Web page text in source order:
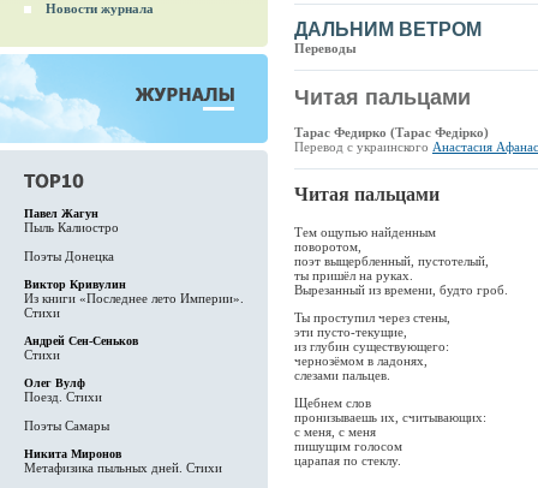
Новости журнала
Павел Жагун
Пыль Калиостро
Поэты Донецка
Виктор Кривулин
Из книги «Последнее лето Империи».
Стихи
Андрей Сен-Сеньков
Стихи
Олег Вулф
Поезд. Стихи
Поэты Самары
Никита Миронов
Метафизика пыльных дней. Стихи
ДАЛЬНИМ ВЕТРОМ
Переводы
Читая пальцами
Тарас Федирко (Тарас Федірко)
Перевод с украинского Анастасия
Читая пальцами
Тем ощупью найденным
поворотом,
поэт выщербленный, пустотелый,
ты пришёл на руках.
Вырезанный из времени, будто гроб.
Ты проступил через стены,
эти пусто-текущие,
из глубин существующего:
чернозёмом в ладонях,
слезами пальцев.
Щебнем слов
пронизываешь их, считывающих:
с меня, с меня
пишущим голосом
царапая по стеклу.